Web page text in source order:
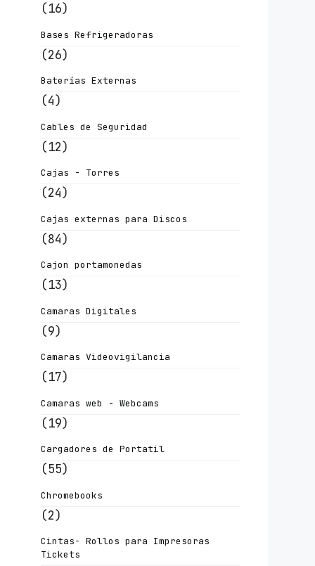
(16)
Bases Refrigeradoras
(26)
Baterías Externas
(4)
Cables de Seguridad
(12)
Cajas - Torres
(24)
Cajas externas para Discos
(84)
Cajon portamonedas
(13)
Camaras Digitales
(9)
Camaras Videovigilancia
(17)
Camaras web - Webcams
(19)
Cargadores de Portatil
(55)
Chromebooks
(2)
Cintas- Rollos para Impresoras
Tickets